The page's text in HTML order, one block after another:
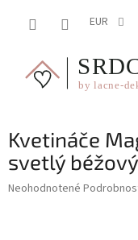
EUR
Kvetináče
svetlý béžový
Priemerné
Neohodnotené